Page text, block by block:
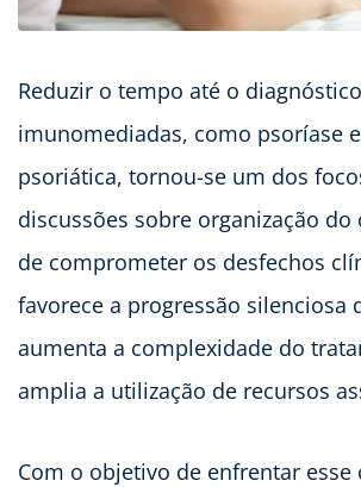
Reduzir o tempo até o
imunomediadas, como psoríase
psoriática, tornou-se um dos
discussões sobre organização do
de comprometer os desfechos
favorece a progressão silenciosa
aumenta a complexidade do
amplia a utilização de recursos
Com o objetivo de enfrentar esse